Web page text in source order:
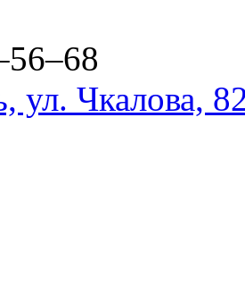
ул. Чкалова,